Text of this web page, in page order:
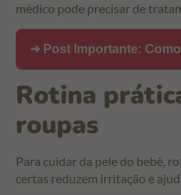
médico pode precisar de
➜ Post Importante:
Rotina
roupas
Para cuidar da pele do bebê,
certas reduzem irritação e